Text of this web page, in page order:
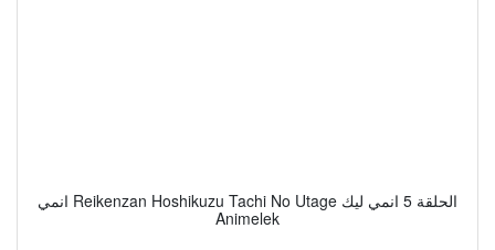
انمي Reikenzan Hoshikuzu Tachi No Utage الحلقة 5 انمي ليك
Animelek